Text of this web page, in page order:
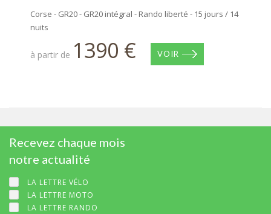
Corse - GR20 - GR20 intégral - Rando liberté - 15 jours / 14
nuits
à partir de 1390 € VOIR
Recevez chaque mois
notre actualité
LA LETTRE VÉLO
LA LETTRE MOTO
LA LETTRE RANDO